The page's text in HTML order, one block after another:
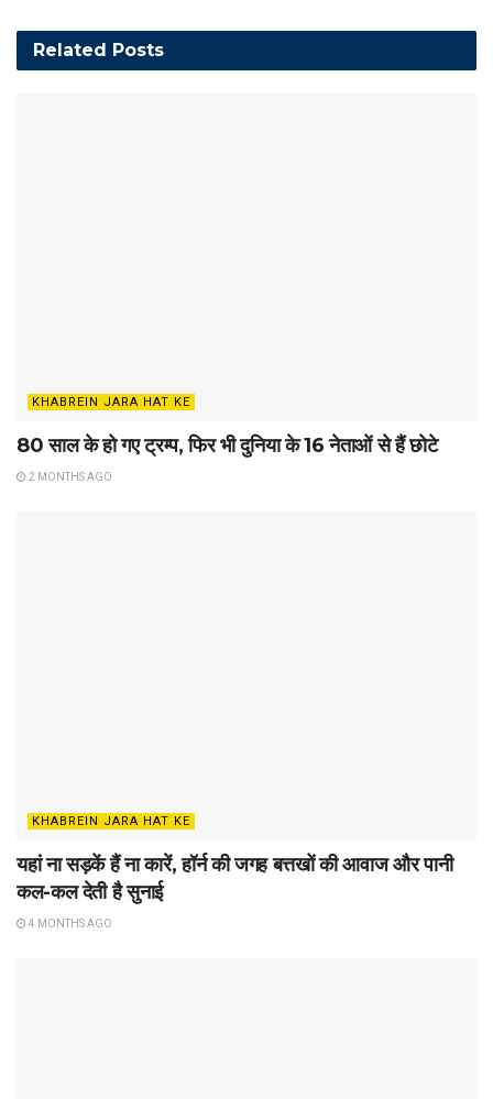
Related Posts
KHABREIN JARA HAT KE
80 साल के हो गए ट्रम्प, फिर भी दुनिया के 16 नेताओं से हैं छोटे
2 MONTHS AGO
KHABREIN JARA HAT KE
यहां ना सड़कें हैं ना कारें, हॉर्न की जगह बत्तखों की आवाज और पानी
कल-कल देती है सुनाई
4 MONTHS AGO